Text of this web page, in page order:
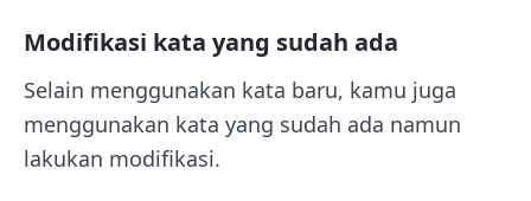
Modifikasi kata yang sudah ada
Selain menggunakan kata baru, kamu juga
menggunakan kata yang sudah ada namun
lakukan modifikasi.